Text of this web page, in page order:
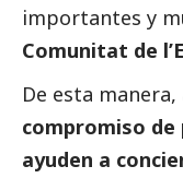
importantes y
Comunitat de
De esta
compromiso de
ayuden a